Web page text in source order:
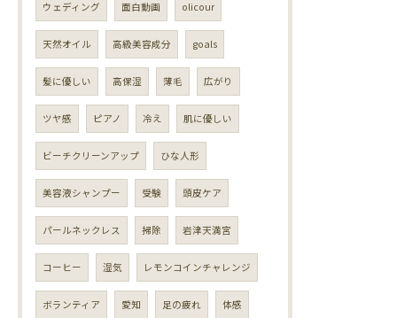
ウェディング 面白動画 olicour
天然オイル 高級美容成分 goals
髪に優しい 高保湿 薄毛 広がり
ツヤ感 ピアノ 冷え 肌に優しい
ビーチクリーンアップ ひな人形
美容液シャンプー 受験 頭皮ケア
パールネックレス 掃除 岩津天満宮
コーヒー 湿気 レモンコインチャレンジ
ボランティア 愛知 足の疲れ 体感